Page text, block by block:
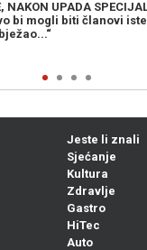
Članica
vojno-redarstvenu
očekuje se reakcija iz
Jeste li znali
Sjećanje
Kultura
Zdravlje
Gastro
HiTec
Auto